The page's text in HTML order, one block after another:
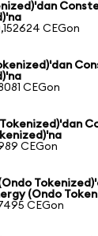
CEGon
CEGon
CEGon
(Ondo
CEGon